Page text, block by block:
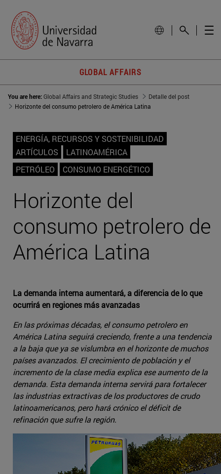
GLOBAL AFFAIRS
You are here:Global Affairs and Strategic Studies
Detalle del post
Horizonte del consumo petrolero de América Latina
ENERGÍA, RECURSOS Y SOSTENIBILIDAD
ARTÍCULOS
LATINOAMÉRICA
PETRÓLEO
CONSUMO ENERGÉTICO
Horizonte del
consumo petrolero de
América Latina
La demanda interna aumentará, a diferencia de lo que
ocurrirá en regiones más avanzadas
En las próximas décadas, el consumo petrolero en
América Latina seguirá creciendo, frente a una tendencia
a la baja que ya se vislumbra en el horizonte de muchos
países avanzados. El crecimiento de población y el
incremento de la clase media explica ese aumento de la
demanda. Esta demanda interna servirá para fortalecer
las industrias extractivas de los productores de crudo
latinoamericanos, pero hará crónico el déficit de
refinación que sufre la región.